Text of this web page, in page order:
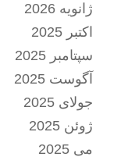
ژانویه 2026
اکتبر 2025
سپتامبر 2025
آگوست 2025
جولای 2025
ژوئن 2025
می 2025